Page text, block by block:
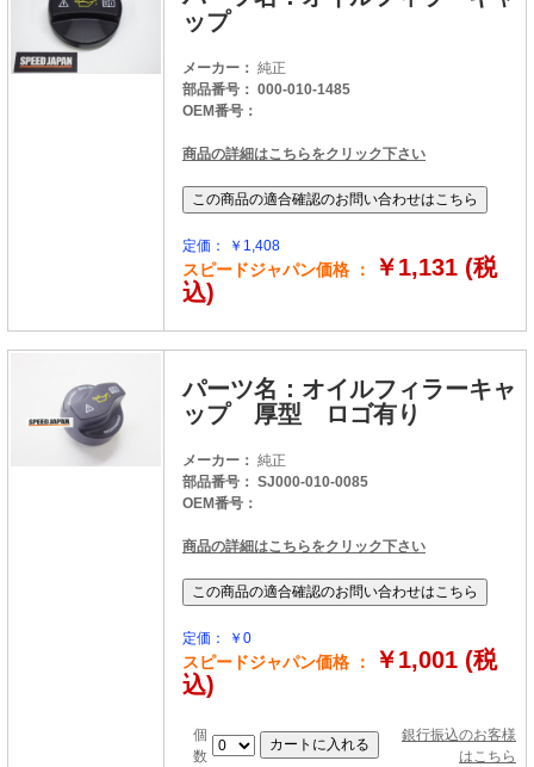
ップ
メーカー： 純正
部品番号： 000-010-1485
OEM番号：
商品の詳細はこちらをクリック下さい
定価： ￥1,408
スピードジャパン価格 ：
￥1,131 (税
込)
パーツ名：オイルフィラーキャ
ップ 厚型 ロゴ有り
メーカー： 純正
部品番号： SJ000-010-0085
OEM番号：
商品の詳細はこちらをクリック下さい
定価： ￥0
スピードジャパン価格 ：
￥1,001 (税
込)
個
数
銀行振込のお客様
はこちら